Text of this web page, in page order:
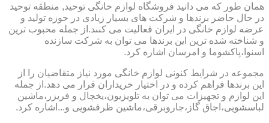
همان طور که می دانید فروشگاه لوازم خانگی توحید, منطقه توحید
در حال حاضر برندها و شرکت های بسیار زیادی در حوزه تولید و
عرضه لوازم خانگی در ایران فعالیت می کنند.از جمله محبوب ترین
و شناخته شده ترین این برندها می توان به شرکت سازنده
اسنوا،پاکشوما و امرسان اشاره کرد.
مجموعه در شرایط کنونی لوازم خانگی مورد نیاز متقاضیان را از
این برندها فراهم کرده و در اختیار خریداران قرار می دهد.از جمله
این لوازم و تجهیزات می توان به تلویزیون،یخچال و فریزر،ماشین
لباسشویی،اجاق گاز،جاروبرقی،ماشین ظرفشویی و...اشاره کرد.